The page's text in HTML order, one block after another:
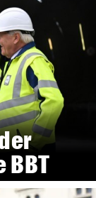
BBT